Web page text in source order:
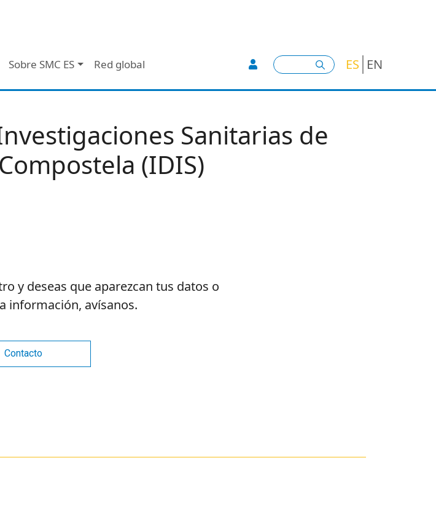
Sobre SMC ES Red global User account menu
Buscar ES EN
Sanitarias de
(IDIS)
y deseas que aparezcan tus datos o
información, avísanos.
Contacto